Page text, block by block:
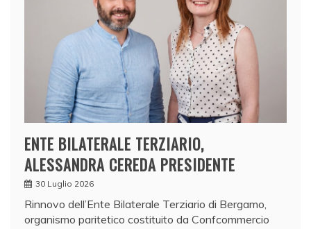
ENTE BILATERALE TERZIARIO,
ALESSANDRA CEREDA PRESIDENTE
30 Luglio 2026
Rinnovo dell’Ente Bilaterale Terziario di Bergamo,
organismo paritetico costituito da Confcommercio